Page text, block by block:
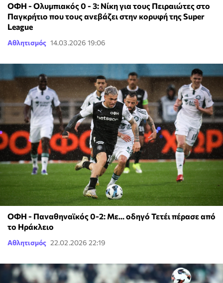
ΟΦΗ - Ολυμπιακός 0 - 3: Νίκη για τους Πειραιώτες στο
Παγκρήτιο που τους ανεβάζει στην κορυφή της Super
League
Αθλητισμός 14.03.2026 19:06
ΟΦΗ - Παναθηναϊκός 0-2: Με... οδηγό Τετέι πέρασε από
το Ηράκλειο
Αθλητισμός 22.02.2026 22:19